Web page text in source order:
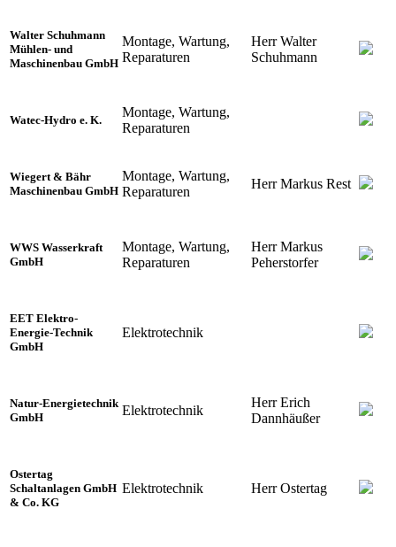
Walter Schuhmann
Mühlen- und
Maschinenbau GmbH
Montage, Wartung,
Reparaturen
Herr Walter
Schuhmann
Watec-Hydro e. K.
Montage, Wartung,
Reparaturen
Wiegert & Bähr
Maschinenbau GmbH
Montage, Wartung,
Reparaturen
Herr Markus Rest
WWS Wasserkraft
GmbH
Montage, Wartung,
Reparaturen
Herr Markus
Peherstorfer
EET Elektro-
Energie-Technik
GmbH
Elektrotechnik
Natur-Energietechnik
GmbH
Elektrotechnik
Herr Erich
Dannhäußer
Ostertag
Schaltanlagen GmbH
& Co. KG
Elektrotechnik Herr Ostertag